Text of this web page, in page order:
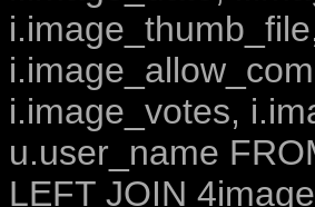
i.image_votes,
u.user_name
LEFT JOIN